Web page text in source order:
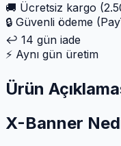
🚚 Ücretsiz kargo
🔒 Güvenli ödeme
↩️ 14 gün iade
⚡ Aynı gün üretim
Ürün
X-Banner